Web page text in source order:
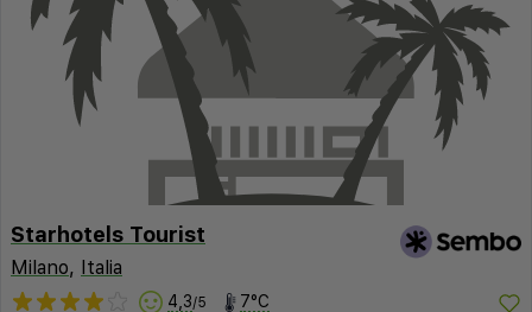
Starhotels Tourist
Milano, Italia
4,3/5 7°C